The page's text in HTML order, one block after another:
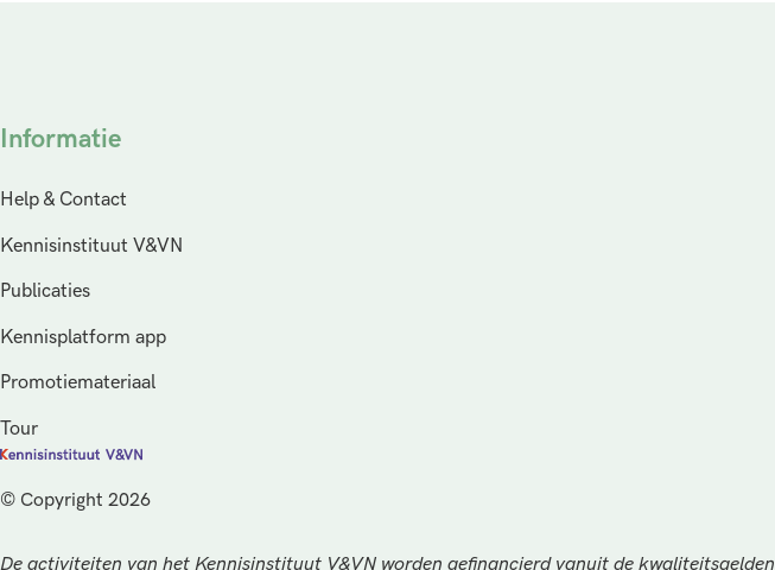
Informatie
Help & Contact
Kennisinstituut V&VN
Publicaties
Kennisplatform app
Promotiemateriaal
Tour
© Copyright 2026
De activiteiten van het Kennisinstituut V&VN worden gefinancierd vanuit de kwaliteitsgelden